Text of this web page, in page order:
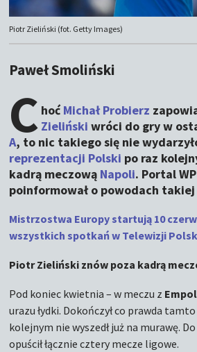
Piotr Zieliński (fot. Getty Images)
Paweł Smoliński
C hoćMichał Probierz
Zieliński wróci do gry w
A, to nic takiego się nie
reprezentacji Polski po raz
kadrą meczową Napoli. Portal
poinformował o powodach
Mistrzostwa Europy startują 10
wszystkich spotkań w Telewizji
Piotr Zieliński znów poza kadrą
Pod koniec kwietnia – w meczu z
urazu łydki. Dokończył co prawda
kolejnym nie wyszedł już na murawę.
opuścił łącznie cztery mecze ligowe.